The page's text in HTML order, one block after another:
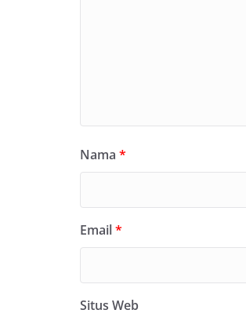
Nama *
Email*
Situs Web